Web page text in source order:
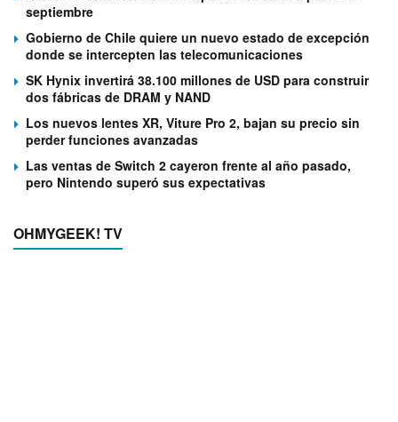
septiembre
Gobierno de Chile quiere un nuevo estado de excepción
donde se intercepten las telecomunicaciones
SK Hynix invertirá 38.100 millones de USD para construir
dos fábricas de DRAM y NAND
Los nuevos lentes XR, Viture Pro 2, bajan su precio sin
perder funciones avanzadas
Las ventas de Switch 2 cayeron frente al año pasado,
pero Nintendo superó sus expectativas
OHMYGEEK! TV